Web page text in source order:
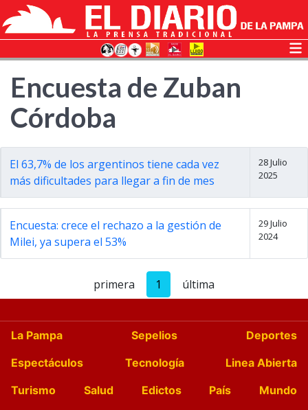
Encuesta de Zuban
Córdoba
El 63,7% de los argentinos tiene cada vez
más dificultades para llegar a fin de mes
28 Julio
2025
Encuesta: crece el rechazo a la gestión de
Milei, ya supera el 53%
29 Julio
2024
primera 1 última
La Pampa Sepelios
Deportes
Espectáculos
Tecnología
Linea Abierta
Turismo
Salud Edictos País
Mundo